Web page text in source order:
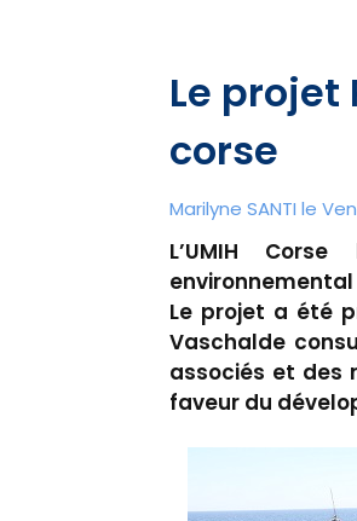
Le
corse
Marilyne SANTI le
L’UMIH
Le projet a été
Vaschalde
associés et des
faveur du